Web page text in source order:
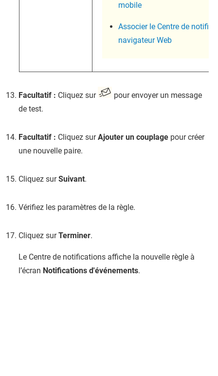
mobile
Associer le Centre de
navigateur Web
Facultatif : Cliquez sur
pour envoyer un message
de test.
Facultatif : Cliquez surAjouter un couplage pour créer
une nouvelle paire.
Cliquez surSuivant.
Vérifiez les paramètres de la règle.
Cliquez surTerminer.
Le Centre de notifications affiche la nouvelle règle à
l’écran Notifications d'événements.